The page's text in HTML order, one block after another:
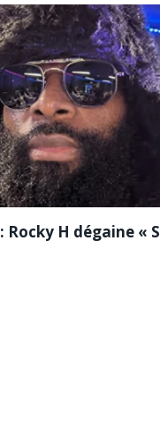
Rocky H dégaine «